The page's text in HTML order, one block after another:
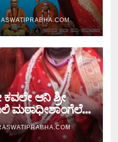
ಕವಲೇ ಆನಿ ಶ್ರೀ
ಮಠಾಧೀಶಾಂಗೆಲೆ